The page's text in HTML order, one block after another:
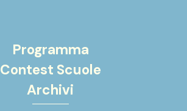
Programma
Contest Scuole
Archivi